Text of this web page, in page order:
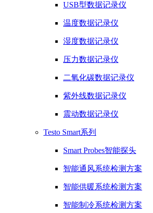
USB型数据记录仪
温度数据记录仪
湿度数据记录仪
压力数据记录仪
二氧化碳数据记录仪
紫外线数据记录仪
震动数据记录仪
Testo Smart系列
Smart Probes智能探头
智能通风系统检测方案
智能供暖系统检测方案
智能制冷系统检测方案